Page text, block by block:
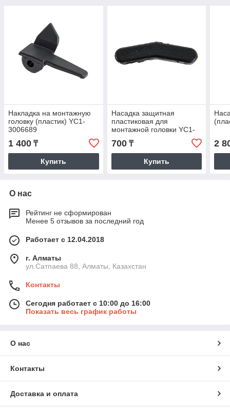
Накладка на монтажную
головку (пластик) YC1-
3006689
1 400 ₸
Купить
Насадка защитная
пластиковая для
монтажной головки YC1-
3013650
700₸
Купить
2
О нас
Рейтинг не сформирован
Менее 5 отзывов за последний год
Работает с 12.04.2018
г. Алматы
ул.Сатпаева 88, Алматы, Казахстан
Контакты
Сегодня работает с 10:00 до 16:00
Показать весь график работы
О нас
Контакты
Доставка и оплата